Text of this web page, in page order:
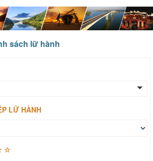
sách lữ hành
LỮ HÀNH
☆